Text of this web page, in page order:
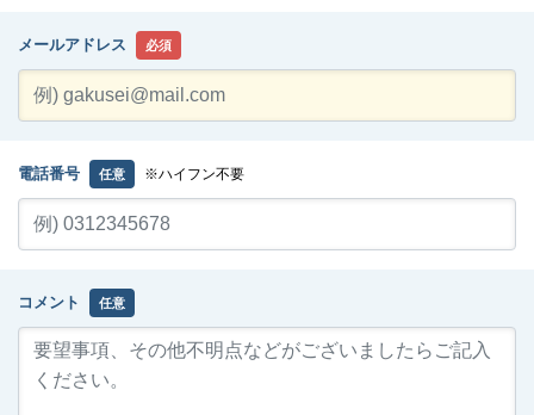
メールアドレス 必須
電話番号 任意 ※ハイフン不要
コメント 任意